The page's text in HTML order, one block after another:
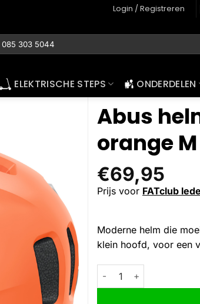
Login / Registreren
ELEKTRISCHE STEPS ONDERDELEN
Abus
orange
€69,95
Prijs voor FATclub
Moderne helm die
klein hoofd, voor een
Abus helm Youn-I 2.0
Alternative: